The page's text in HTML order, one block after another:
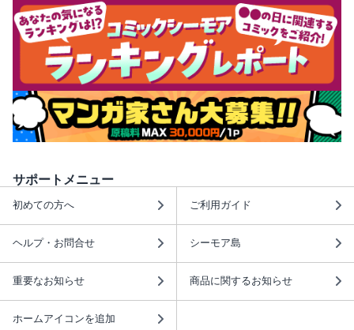
サポートメニュー
初めての方へ ご利用ガイド
ヘルプ・お問合せ シーモア島
重要なお知らせ 商品に関するお知らせ
ホームアイコンを追加